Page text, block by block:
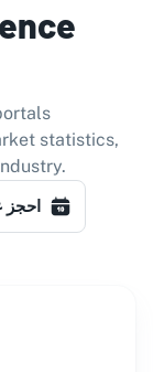
statistics,
احجز